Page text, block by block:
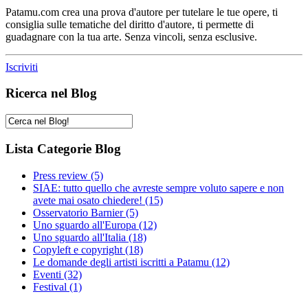
Patamu.com crea una prova d'autore per tutelare le tue opere, ti
consiglia sulle tematiche del diritto d'autore, ti permette di
guadagnare con la tua arte. Senza vincoli, senza esclusive.
Iscriviti
Ricerca nel Blog
Lista Categorie Blog
Press review (5)
SIAE: tutto quello che avreste sempre voluto sapere e non
avete mai osato chiedere! (15)
Osservatorio Barnier(5)
Uno sguardo all'Europa (12)
Uno sguardo all'Italia (18)
Copyleft e copyright (18)
Le domande degli artisti iscritti a Patamu (12)
Eventi (32)
Festival (1)